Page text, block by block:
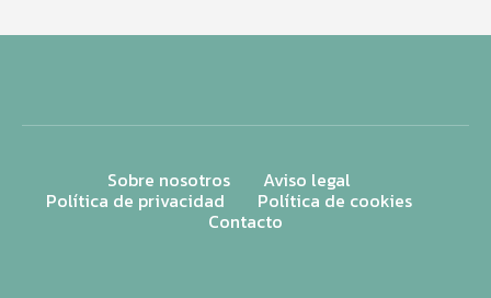
Sobre nosotros Aviso legal
Política de privacidad Política de cookies
Contacto